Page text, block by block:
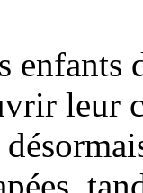
leur